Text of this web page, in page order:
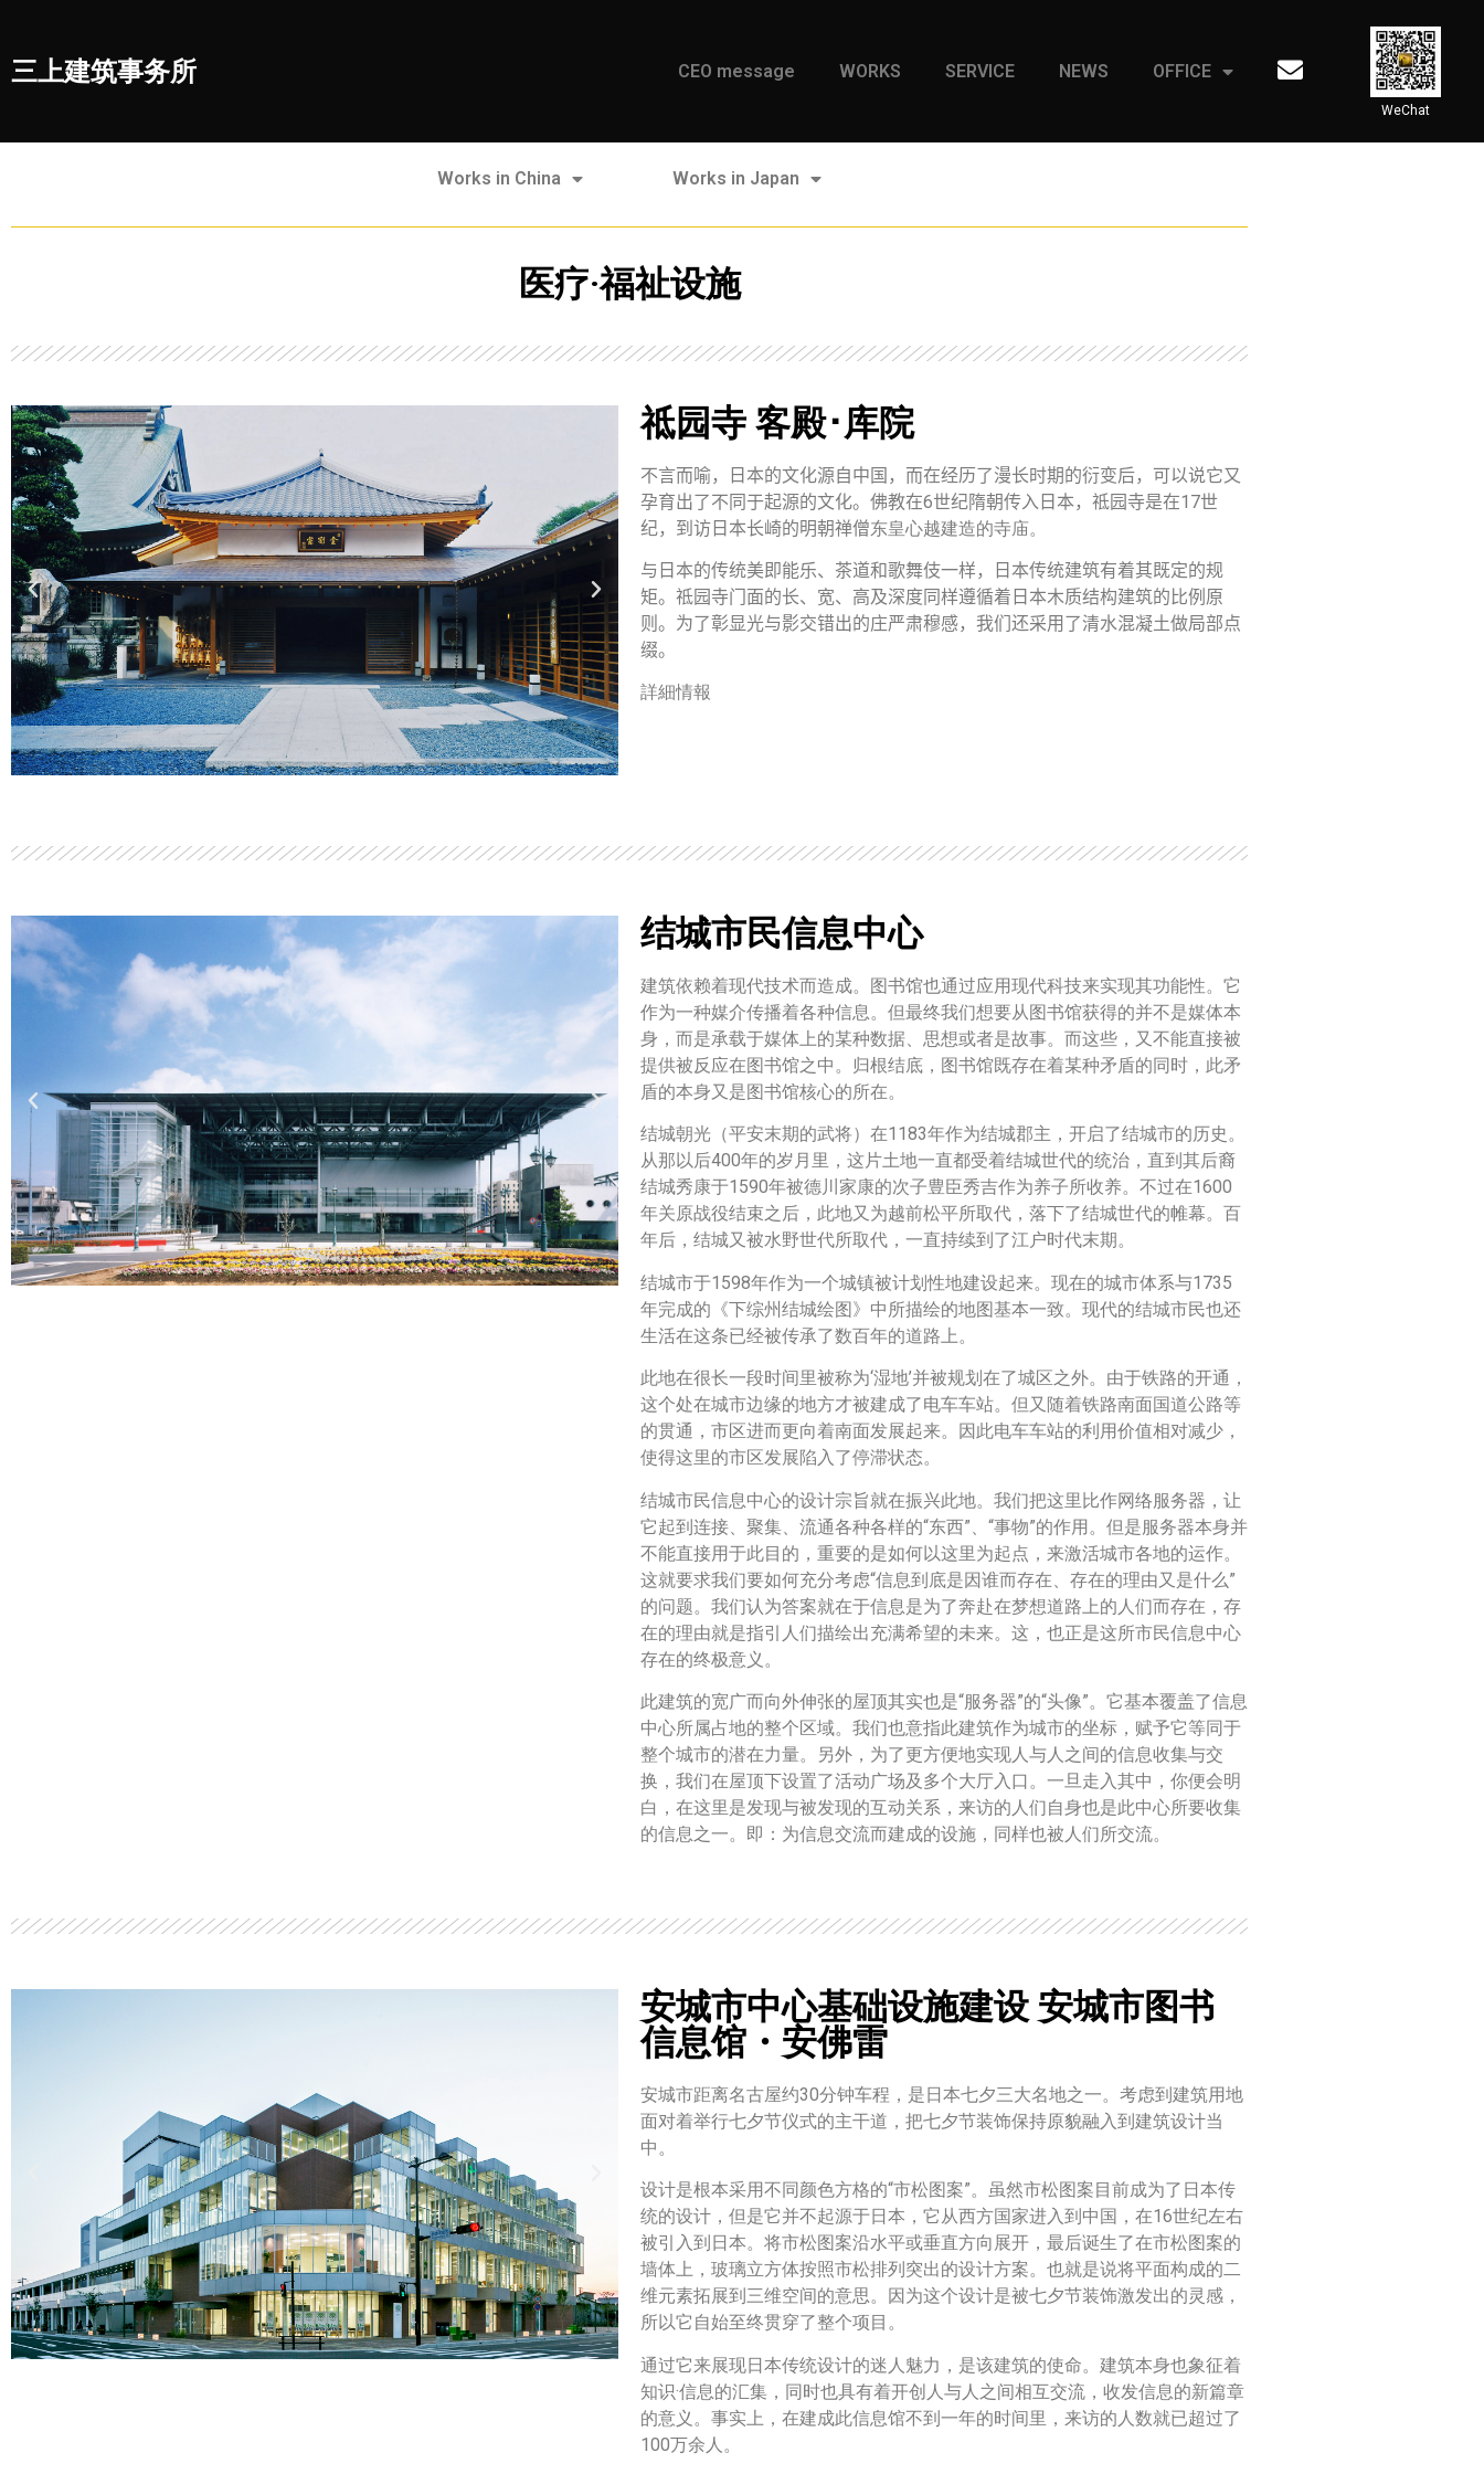
三上建筑事务所 CEO message WORKS SERVICE NEWS OFFICE
WeChat
Works in China Works in Japan
医疗·福祉设施
祗园寺 客殿･库院
不言而喻，日本的文化源自中国，而在经历了漫长时期的衍变后，可以说它又
孕育出了不同于起源的文化。佛教在6世纪隋朝传入日本，祗园寺是在17世
纪，到访日本长崎的明朝禅僧东皇心越建造的寺庙。
与日本的传统美即能乐、茶道和歌舞伎一样，日本传统建筑有着其既定的规
矩。祗园寺门面的长、宽、高及深度同样遵循着日本木质结构建筑的比例原
则。为了彰显光与影交错出的庄严肃穆感，我们还采用了清水混凝土做局部点
缀。
詳細情報
结城市民信息中心
建筑依赖着现代技术而造成。图书馆也通过应用现代科技来实现其功能性。它
作为一种媒介传播着各种信息。但最终我们想要从图书馆获得的并不是媒体本
身，而是承载于媒体上的某种数据、思想或者是故事。而这些，又不能直接被
提供被反应在图书馆之中。归根结底，图书馆既存在着某种矛盾的同时，此矛
盾的本身又是图书馆核心的所在。
结城朝光（平安末期的武将）在1183年作为结城郡主，开启了结城市的历史。
从那以后400年的岁月里，这片土地一直都受着结城世代的统治，直到其后裔
结城秀康于1590年被德川家康的次子豊臣秀吉作为养子所收养。不过在1600
年关原战役结束之后，此地又为越前松平所取代，落下了结城世代的帷幕。百
年后，结城又被水野世代所取代，一直持续到了江户时代末期。
结城市于1598年作为一个城镇被计划性地建设起来。现在的城市体系与1735
年完成的《下综州结城绘图》中所描绘的地图基本一致。现代的结城市民也还
生活在这条已经被传承了数百年的道路上。
此地在很长一段时间里被称为‘湿地’并被规划在了城区之外。由于铁路的开通，
这个处在城市边缘的地方才被建成了电车车站。但又随着铁路南面国道公路等
的贯通，市区进而更向着南面发展起来。因此电车车站的利用价值相对减少，
使得这里的市区发展陷入了停滞状态。
结城市民信息中心的设计宗旨就在振兴此地。我们把这里比作网络服务器，让
它起到连接、聚集、流通各种各样的“东西”、“事物”的作用。但是服务器本身并
不能直接用于此目的，重要的是如何以这里为起点，来激活城市各地的运作。
这就要求我们要如何充分考虑“信息到底是因谁而存在、存在的理由又是什么”
的问题。我们认为答案就在于信息是为了奔赴在梦想道路上的人们而存在，存
在的理由就是指引人们描绘出充满希望的未来。这，也正是这所市民信息中心
存在的终极意义。
此建筑的宽广而向外伸张的屋顶其实也是“服务器”的“头像”。它基本覆盖了信息
中心所属占地的整个区域。我们也意指此建筑作为城市的坐标，赋予它等同于
整个城市的潜在力量。另外，为了更方便地实现人与人之间的信息收集与交
换，我们在屋顶下设置了活动广场及多个大厅入口。一旦走入其中，你便会明
白，在这里是发现与被发现的互动关系，来访的人们自身也是此中心所要收集
的信息之一。即：为信息交流而建成的设施，同样也被人们所交流。
安城市中心基础设施建设 安城市图书
信息馆・安佛雷
安城市距离名古屋约30分钟车程，是日本七夕三大名地之一。考虑到建筑用地
面对着举行七夕节仪式的主干道，把七夕节装饰保持原貌融入到建筑设计当
中。
设计是根本采用不同颜色方格的“市松图案”。虽然市松图案目前成为了日本传
统的设计，但是它并不起源于日本，它从西方国家进入到中国，在16世纪左右
被引入到日本。将市松图案沿水平或垂直方向展开，最后诞生了在市松图案的
墙体上，玻璃立方体按照市松排列突出的设计方案。也就是说将平面构成的二
维元素拓展到三维空间的意思。因为这个设计是被七夕节装饰激发出的灵感，
所以它自始至终贯穿了整个项目。
通过它来展现日本传统设计的迷人魅力，是该建筑的使命。建筑本身也象征着
知识·信息的汇集，同时也具有着开创人与人之间相互交流，收发信息的新篇章
的意义。事实上，在建成此信息馆不到一年的时间里，来访的人数就已超过了
100万余人。